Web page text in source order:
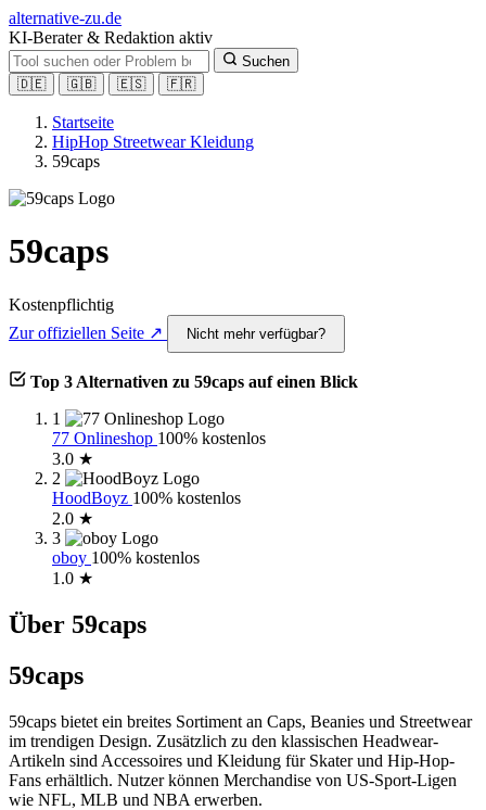
alternative-zu.de
KI-Berater & Redaktion aktiv
Suchen
🇩🇪
🇬🇧 🇪🇸 🇫🇷
Startseite
HipHop Streetwear Kleidung
59caps
59caps
Kostenpflichtig
Zur offiziellen Seite ↗
Nicht mehr verfügbar?
Top 3 Alternativen zu 59caps auf einen Blick
1
77 Onlineshop 100% kostenlos
3.0 ★
2
HoodBoyz 100% kostenlos
2.0 ★
3
oboy 100% kostenlos
1.0 ★
Über 59caps
59caps
59caps bietet ein breites Sortiment an Caps, Beanies und Streetwear
im trendigen Design. Zusätzlich zu den klassischen Headwear-
Artikeln sind Accessoires und Kleidung für Skater und Hip-Hop-
Fans erhältlich. Nutzer können Merchandise von US-Sport-Ligen
wie NFL, MLB und NBA erwerben.